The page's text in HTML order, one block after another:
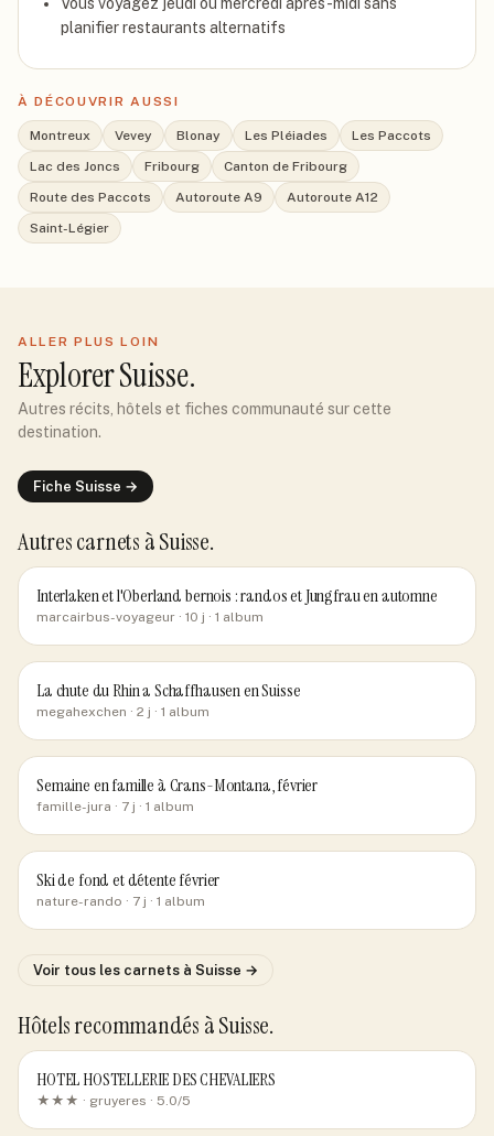
planifier restaurants alternatifs
À DÉCOUVRIR AUSSI
Montreux Vevey Blonay Les Pléiades
Les Paccots
Lac des Joncs
Fribourg
Canton de Fribourg
Route des Paccots
Autoroute A9
Autoroute A12
Saint-Légier
ALLER PLUS LOIN
ExplorerSuisse.
Autres récits, hôtels et fiches communauté sur cette
destination.
Fiche Suisse →
Autres carnets à Suisse.
Interlaken et l'Oberland bernois : randos et Jungfrau en automne
marcairbus-voyageur · 10 j · 1 album
La chute du Rhin a Schaffhausen en Suisse
megahexchen · 2 j · 1 album
Semaine en famille à Crans-Montana, février
famille-jura · 7 j · 1 album
Ski de fond et détente février
nature-rando · 7 j · 1 album
Voir tous les carnets à Suisse →
Hôtels recommandés à Suisse.
HOTEL HOSTELLERIE DES CHEVALIERS
★★★ · gruyeres · 5.0/5